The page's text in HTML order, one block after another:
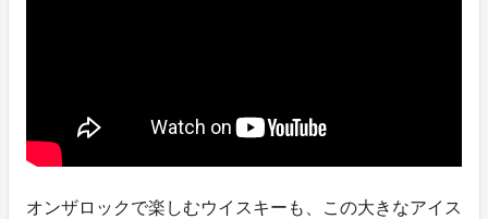
オンザロックで楽しむウイスキーも、この大きなアイス